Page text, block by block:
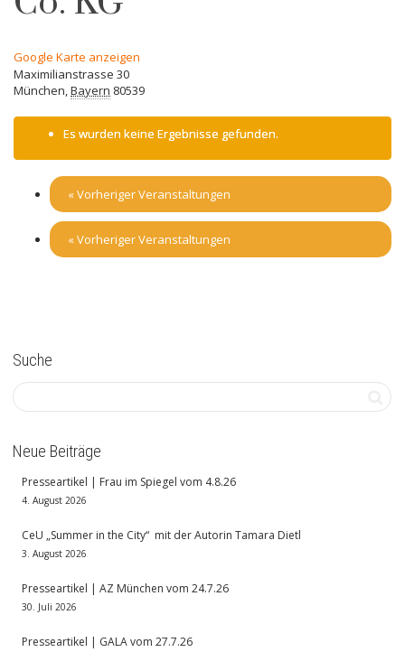
Google Karte anzeigen
Maximilianstrasse 30
München,Bayern 80539
Es wurden keine Ergebnisse gefunden.
«Vorheriger Veranstaltungen
«Vorheriger Veranstaltungen
Suche
Neue Beiträge
Presseartikel | Frau im Spiegel vom 4.8.26
4. August 2026
CeU „Summer in the City“ mit der Autorin Tamara Dietl
3. August 2026
Presseartikel | AZ München vom 24.7.26
30. Juli 2026
Presseartikel | GALA vom 27.7.26